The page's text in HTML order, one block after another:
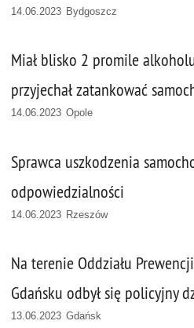
14.06.2023 Bydgoszcz
Miał blisko 2 promile
przyjechał zatankować
14.06.2023 Opole
Sprawca uszkodzenia
odpowiedzialności
14.06.2023 Rzeszów
Na terenie Oddziału
Gdańsku odbył się policyjny
13.06.2023 Gdańsk